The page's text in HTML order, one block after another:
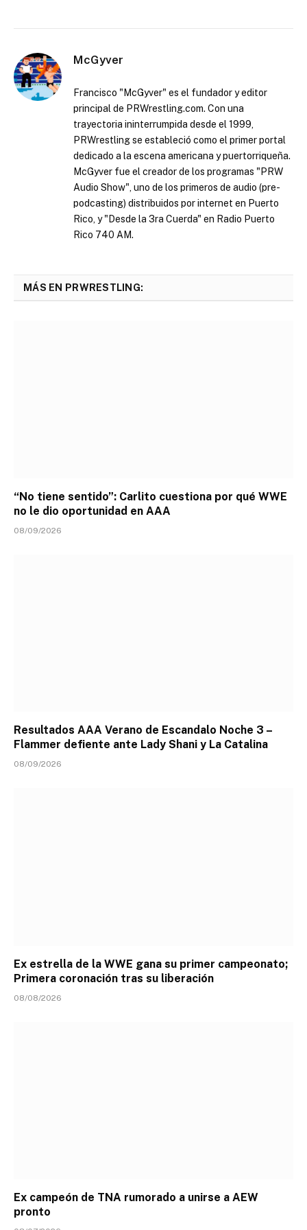
McGyver
Francisco "McGyver" es el fundador y editor
principal de PRWrestling.com. Con una
trayectoria ininterrumpida desde el 1999,
PRWrestling se estableció como el primer portal
dedicado a la escena americana y puertorriqueña.
McGyver fue el creador de los programas "PRW
Audio Show", uno de los primeros de audio (pre-
podcasting) distribuidos por internet en Puerto
Rico, y "Desde la 3ra Cuerda" en Radio Puerto
Rico 740 AM.
MÁS EN PRWRESTLING:
“No tiene sentido”: Carlito cuestiona por qué WWE
no le dio oportunidad en AAA
08/09/2026
Resultados AAA Verano de Escandalo Noche 3 –
Flammer defiente ante Lady Shani y La Catalina
08/09/2026
Ex estrella de la WWE gana su primer campeonato;
Primera coronación tras su liberación
08/08/2026
Ex campeón de TNA rumorado a unirse a AEW
pronto